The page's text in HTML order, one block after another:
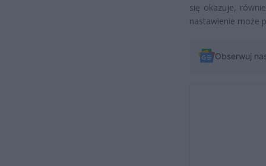
się okazuje,
nastawienie może
Obserwuj